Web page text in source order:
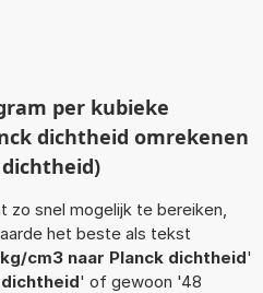
per kubieke
dichtheid omrekenen
snel mogelijk te bereiken,
het beste als tekst
kg/cm3 naar Planck dichtheid'
' of gewoon '48